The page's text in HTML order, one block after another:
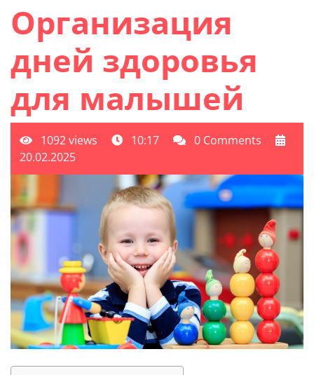
Организация
дней здоровья
для малышей
1092 views 10:17
0 Comments
20.02.2025